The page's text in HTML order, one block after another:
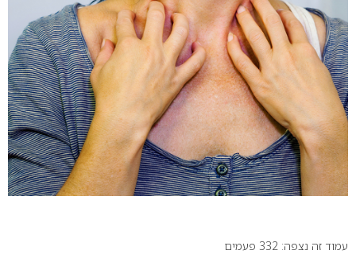
עמוד זה נצפה: 332 פעמים